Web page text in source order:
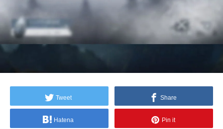
Tweet Share
Hatena Pin it